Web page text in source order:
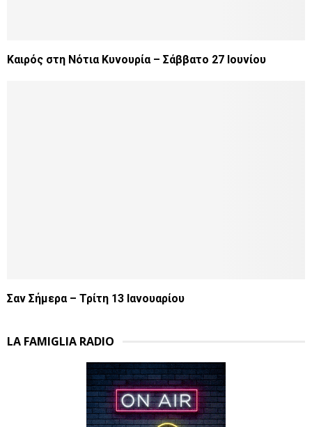
Καιρός στη Νότια Κυνουρία – Σάββατο 27 Ιουνίου
Σαν Σήμερα – Τρίτη 13 Ιανουαρίου
LA FAMIGLIA RADIO